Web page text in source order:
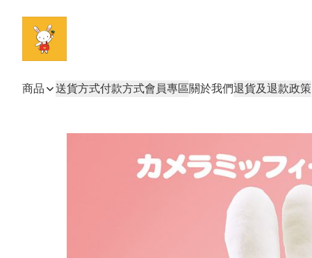
商品 送貨方式付款方式會員專區關於我們退貨及退款政策